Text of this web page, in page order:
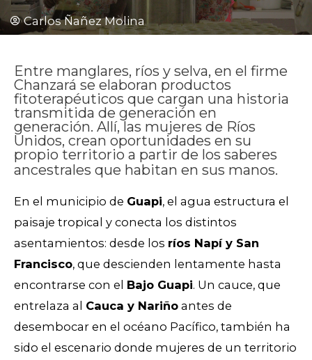
Carlos Ñañez Molina
Entre manglares, ríos y selva, en el firme
Chanzará se elaboran productos
fitoterapéuticos que cargan una historia
transmitida de generación en
generación. Allí, las mujeres de Ríos
Unidos, crean oportunidades en su
propio territorio a partir de los saberes
ancestrales que habitan en sus manos.
En el municipio de Guapi, el agua estructura el
paisaje tropical y conecta los distintos
asentamientos: desde los ríos Napí y San
Francisco, que descienden lentamente hasta
encontrarse con el Bajo Guapi. Un cauce, que
entrelaza al Cauca y Nariño antes de
desembocar en el océano Pacífico, también ha
sido el escenario donde mujeres de un territorio